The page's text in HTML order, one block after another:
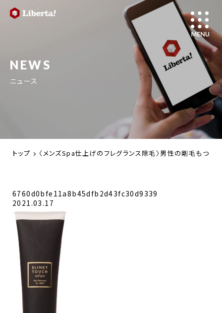
NEWS
ニュース
トップ 〈メンズSpa仕上げのフレグランス除毛〉男性の剛毛もつる
6760d0bfe11a8b45dfb2d43fc30d9339
2021.03.17